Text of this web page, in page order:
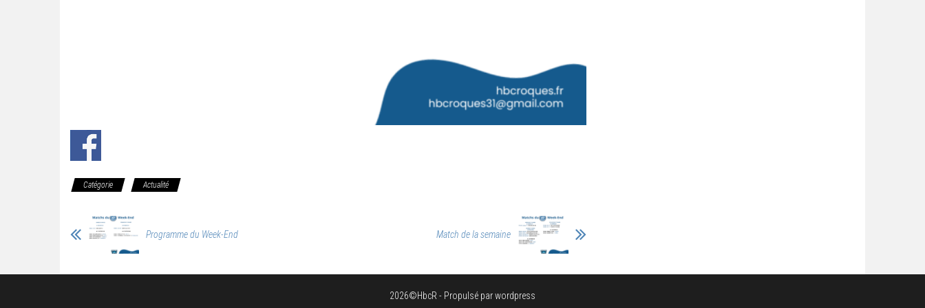
Catégorie Actualité
Programme du Week-End Match de la semaine
2026©HbcR - Propulsé par wordpress